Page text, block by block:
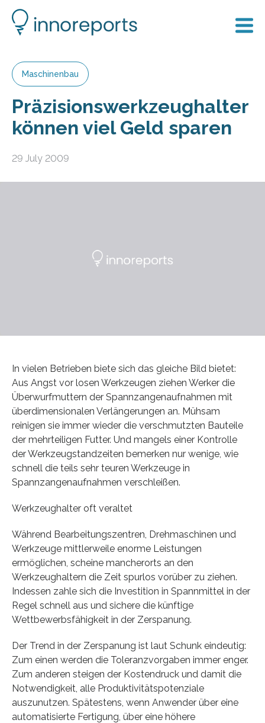
Maschinenbau
Präzisionswerkzeughalter
können viel Geld sparen
29 July 2009
In vielen Betrieben biete sich das gleiche Bild bietet:
Aus Angst vor losen Werkzeugen ziehen Werker die
Überwurfmuttern der Spannzangenaufnahmen mit
überdimensionalen Verlängerungen an. Mühsam
reinigen sie immer wieder die verschmutzten Bauteile
der mehrteiligen Futter. Und mangels einer Kontrolle
der Werkzeugstandzeiten bemerken nur wenige, wie
schnell die teils sehr teuren Werkzeuge in
Spannzangenaufnahmen verschleißen.
Werkzeughalter oft veraltet
Während Bearbeitungszentren, Drehmaschinen und
Werkzeuge mittlerweile enorme Leistungen
ermöglichen, scheine mancherorts an den
Werkzeughaltern die Zeit spurlos vorüber zu ziehen.
Indessen zahle sich die Investition in Spannmittel in der
Regel schnell aus und sichere die künftige
Wettbewerbsfähigkeit in der Zerspanung.
Der Trend in der Zerspanung ist laut Schunk eindeutig:
Zum einen werden die Toleranzvorgaben immer enger.
Zum anderen steigen der Kostendruck und damit die
Notwendigkeit, alle Produktivitätspotenziale
auszunutzen. Spätestens, wenn Anwender über eine
automatisierte Fertigung, über eine höhere